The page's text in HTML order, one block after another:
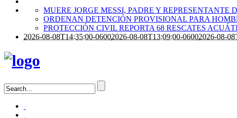
MUERE JORGE MESSI, PADRE Y REPRESENTANTE
ORDENAN DETENCIÓN PROVISIONAL PARA
PROTECCIÓN CIVIL REPORTA 68 RESCATES
2026-08-08T14:35:00-06002026-08-08T13:09:00-06002026-08-